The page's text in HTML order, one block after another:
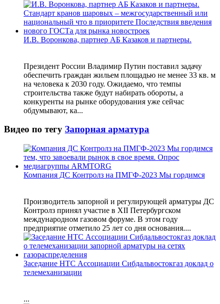
И.В. Воронкова, партнер АБ Казаков и партнеры.
Президент России Владимир Путин поставил задачу
обеспечить граждан жильем площадью не менее 33 кв. м
на человека к 2030 году. Ожидаемо, что темпы
строительства также будут набирать обороты, а
конкуренты на рынке оборудования уже сейчас
обдумывают, ка...
Видео по тегу Запорная арматура
Компания ДС Контролз на ПМГФ-2023 Мы гордимся
Производитель запорной и регулирующей арматуры ДС
Контролз принял участие в XII Петербургском
международном газовом форуме. В этом году
предприятие отметило 25 лет со дня основания....
Заседание НТС Ассоциации Сибдальвостокгаз доклад о
телемеханизации
...